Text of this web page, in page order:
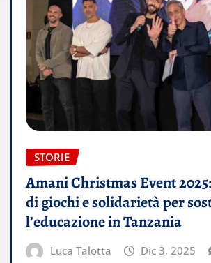
STORIE
Amani Christmas Event
di giochi e solidarietà per
l’educazione in Tanzania
Luca Talotta Dic 3, 2025